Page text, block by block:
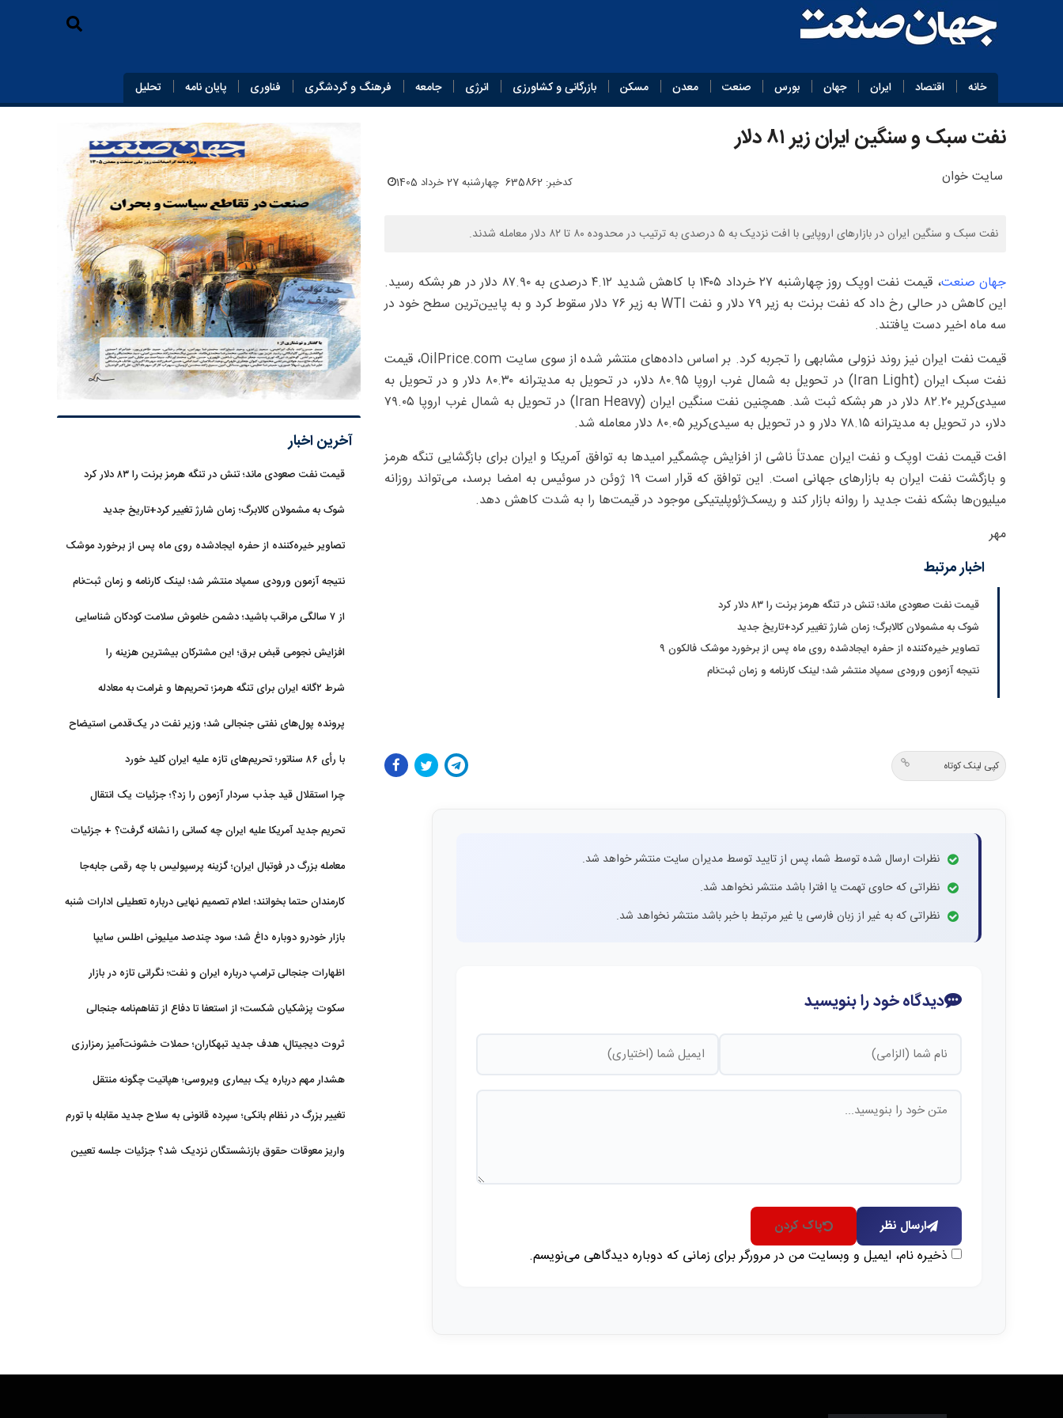
خانه اقتصاد ایران جهان بورس صنعت معدن مسکن بازرگانی و کشاورزی انرژی جامعه فرهنگ و گردشگری فناوری پایان‌ نامه تحلیل
نفت سبک و سنگین ایران زیر ۸۱ دلار
سایت خوان کدخبر: 635862 چهارشنبه 27 خرداد 1405
نفت سبک و سنگین ایران در بازارهای اروپایی با افت نزدیک به ۵ درصدی به ترتیب در محدوده ۸۰ تا ۸۲ دلار معامله شدند.
جهان صنعت
، قیمت نفت اوپک روز چهارشنبه ۲۷ خرداد ۱۴۰۵ با کاهش شدید ۴.۱۲ درصدی به ۸۷.۹۰ دلار در هر بشکه رسید.
این کاهش در حالی رخ داد که نفت برنت به زیر ۷۹ دلار و نفت WTI به زیر ۷۶ دلار سقوط کرد و به پایین‌ترین سطح خود در
سه ماه اخیر دست یافتند.
قیمت نفت ایران نیز روند نزولی مشابهی را تجربه کرد. بر اساس داده‌های منتشر شده از سوی سایت OilPrice.com، قیمت
نفت سبک ایران (Iran Light) در تحویل به شمال غرب اروپا ۸۰.۹۵ دلار، در تحویل به مدیترانه ۸۰.۳۰ دلار و در تحویل به
سیدی‌کریر ۸۲.۲۰ دلار در هر بشکه ثبت شد. همچنین نفت سنگین ایران (Iran Heavy) در تحویل به شمال غرب اروپا ۷۹.۰۵
دلار، در تحویل به مدیترانه ۷۸.۱۵ دلار و در تحویل به سیدی‌کریر ۸۰.۰۵ دلار معامله شد.
افت قیمت نفت اوپک و نفت ایران عمدتاً ناشی از افزایش چشمگیر امیدها به توافق آمریکا و ایران برای بازگشایی تنگه هرمز
و بازگشت نفت ایران به بازارهای جهانی است. این توافق که قرار است ۱۹ ژوئن در سوئیس به امضا برسد، می‌تواند روزانه
میلیون‌ها بشکه نفت جدید را روانه بازار کند و ریسک‌ژئوپلیتیکی موجود در قیمت‌ها را به شدت کاهش دهد.
مهر
اخبار مرتبط
قیمت نفت صعودی ماند؛ تنش در تنگه هرمز برنت را ۸۳ دلار کرد
شوک به مشمولان کالابرگ؛ زمان شارژ تغییر کرد+تاریخ جدید
تصاویر خیره‌کننده از حفره ایجادشده روی ماه پس از برخورد موشک فالکون ۹
نتیجه آزمون ورودی سمپاد منتشر شد؛ لینک کارنامه و زمان ثبت‌نام
کپی لینک کوتاه
نظرات ارسال شده توسط شما، پس از تایید توسط مدیران سایت منتشر خواهد شد.
نظراتی که حاوی تهمت یا افترا باشد منتشر نخواهد شد.
نظراتی که به غیر از زبان فارسی یا غیر مرتبط با خبر باشد منتشر نخواهد شد.
دیدگاه خود را بنویسید
ارسال نظر پاک کردن
ذخیره نام، ایمیل و وبسایت من در مرورگر برای زمانی که دوباره دیدگاهی می‌نویسم.
آخرین اخبار
قیمت نفت صعودی ماند؛ تنش در تنگه هرمز برنت را ۸۳ دلار کرد
شوک به مشمولان کالابرگ؛ زمان شارژ تغییر کرد+تاریخ جدید
تصاویر خیره‌کننده از حفره ایجادشده روی ماه پس از برخورد موشک
نتیجه آزمون ورودی سمپاد منتشر شد؛ لینک کارنامه و زمان ثبت‌نام
از ۷ سالگی مراقب باشید؛ دشمن خاموش سلامت کودکان شناسایی
افزایش نجومی قبض برق؛ این مشترکان بیشترین هزینه را
شرط ۲گانه ایران برای تنگه هرمز؛ تحریم‌ها و غرامت به معادله
پرونده پول‌های نفتی جنجالی شد؛ وزیر نفت در یک‌قدمی استیضاح
با رأی ۸۶ سناتور؛ تحریم‌های تازه علیه ایران کلید خورد
چرا استقلال قید جذب سردار آزمون را زد؟؛ جزئیات یک انتقال
تحریم جدید آمریکا علیه ایران چه کسانی را نشانه گرفت؟ + جزئیات
معامله بزرگ در فوتبال ایران؛ گزینه پرسپولیس با چه رقمی جابه‌جا
کارمندان حتما بخوانند؛ اعلام تصمیم نهایی درباره تعطیلی ادارات شنبه
بازار خودرو دوباره داغ شد؛ سود چندصد میلیونی اطلس سایپا
اظهارات جنجالی ترامپ درباره ایران و نفت؛ نگرانی تازه در بازار
سکوت پزشکیان شکست؛ از استعفا تا دفاع از تفاهم‌نامه جنجالی
ثروت دیجیتال، هدف جدید تبهکاران؛ حملات خشونت‌آمیز رمزارزی
هشدار مهم درباره یک بیماری ویروسی؛ هپاتیت چگونه منتقل
تغییر بزرگ در نظام بانکی؛ سپرده قانونی به سلاح جدید مقابله با تورم
واریز معوقات حقوق بازنشستگان نزدیک شد؟ جزئیات جلسه تعیین